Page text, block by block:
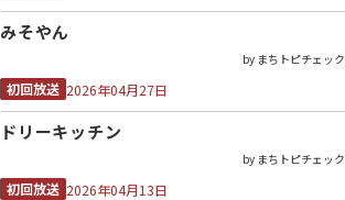
みそやん
by まちトピチェック
初回放送 2026年04月27日
ドリーキッチン
by まちトピチェック
初回放送 2026年04月13日